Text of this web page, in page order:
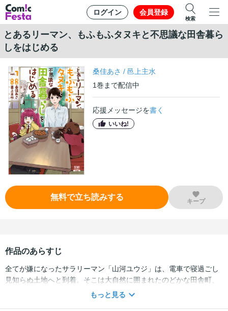
ログイン 会員登録
検索
とあるリーマン、もふもふタヌキと不思議な田舎暮ら
しをはじめる
桑佳あさ /邑上主水
1巻 まで配信中
応援メッセージを書く
いいね!
無料で立ち読みする キープ
作品のあらすじ
全てが嫌になったサラリーマン「山河ユウジ」は、電車で寝過ごし
見知らぬ土地へと到着。そこは大自然に囲まれたのどかな田舎町、
神伏町。ここで疲れを癒やそうと思ったら、この町なんだかおかし
もっと見る